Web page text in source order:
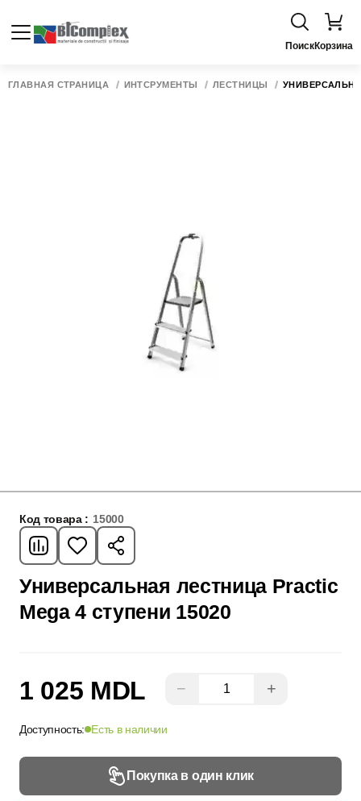
ПоискКорзина
ГЛАВНАЯ СТРАНИЦА ИНТСРУМЕНТЫ ЛЕСТНИЦЫ
Код товара : 15000
Универсальная лестница Practic
Mega 4 ступени 15020
1 025 MDL − +
Доступность: Есть в наличии
Покупка в один клик